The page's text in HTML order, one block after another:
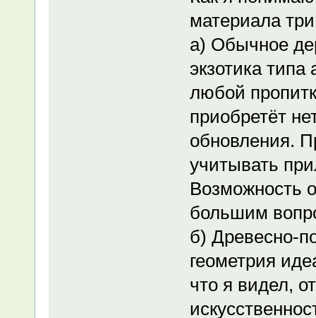
материала
а) Обычное
экзотика
любой
приобретёт
обновления.
учитывать
Возможность
большим
б) Древесно-
геометрия
что я видел,